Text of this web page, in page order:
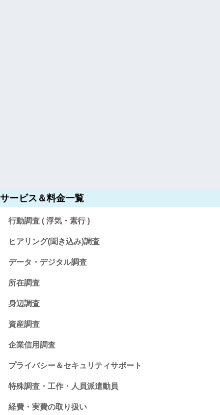
サービス＆料金一覧
行動調査 ( 浮気・素行 )
ヒアリング(聞き込み)調査
データ・デジタル調査
所在調査
身辺調査
資産調査
企業信用調査
プライバシー＆セキュリティサポート
特殊調査・工作・人員派遣動員
経費・実費の取り扱い